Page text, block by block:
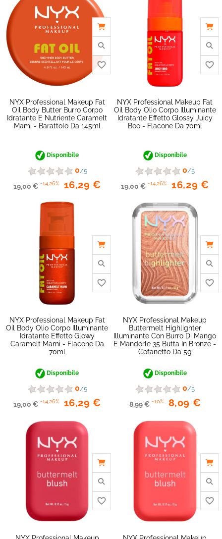
NYX Professional Makeup Fat
Oil Body Butter Burro Corpo
Idratante E Nutriente Caramelt
Mami - Barattolo Da 145ml
Disponibile
0/5
19,00 € -14,26% 16,29 €
NYX Professional Makeup Fat
Oil Body Olio Corpo Illuminante
Idratante Effetto Glossy Juicy
Boo - Flacone Da 70ml
Disponibile
0/5
19,00 € -14,26% 16,29 €
NYX Professional Makeup Fat
Oil Body Olio Corpo Illuminante
Idratante Effetto Glowy
Caramelt Mami - Flacone Da
70ml
Disponibile
0/5
19,00 € -14,26% 16,29 €
NYX Professional Makeup
Buttermelt Highlighter
Illuminante Con Burro Di Mango
E Mandorle 35 Butta In Bronze -
Cofanetto Da 5g
Disponibile
0/5
8,99 € -10% 8,09 €